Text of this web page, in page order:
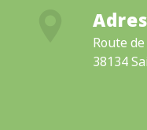
Route
38134